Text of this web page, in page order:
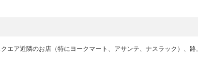
エア近隣のお店（特にヨークマート、アサンテ、ナスラック）、路